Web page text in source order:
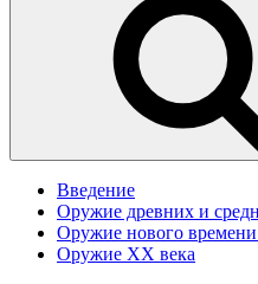
Введение
Оружие древних и
Оружие нового
Оружие XX века